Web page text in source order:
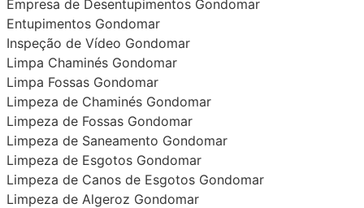
Empresa de Desentupimentos Gondomar
Entupimentos Gondomar
Inspeção de Vídeo Gondomar
Limpa Chaminés Gondomar
Limpa Fossas Gondomar
Limpeza de Chaminés Gondomar
Limpeza de Fossas Gondomar
Limpeza de Saneamento Gondomar
Limpeza de Esgotos Gondomar
Limpeza de Canos de Esgotos Gondomar
Limpeza de Algeroz Gondomar